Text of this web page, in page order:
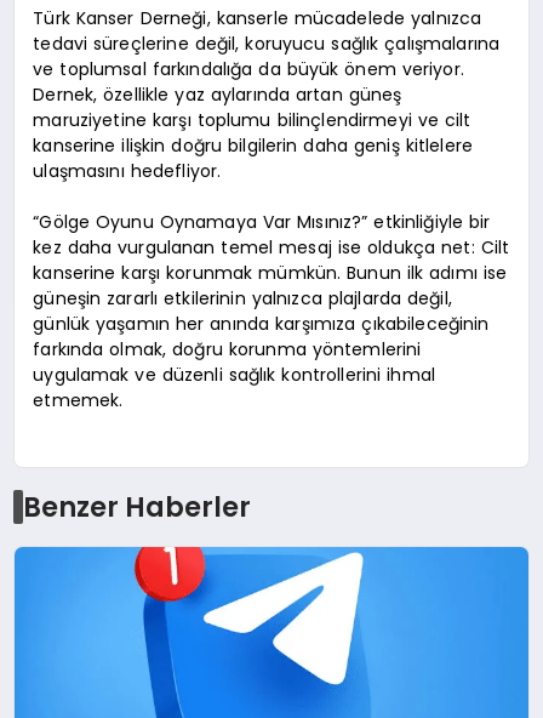
Türk Kanser Derneği, kanserle mücadelede yalnızca
tedavi süreçlerine değil, koruyucu sağlık çalışmalarına
ve toplumsal farkındalığa da büyük önem veriyor.
Dernek, özellikle yaz aylarında artan güneş
maruziyetine karşı toplumu bilinçlendirmeyi ve cilt
kanserine ilişkin doğru bilgilerin daha geniş kitlelere
ulaşmasını hedefliyor.
“Gölge Oyunu Oynamaya Var Mısınız?” etkinliğiyle bir
kez daha vurgulanan temel mesaj ise oldukça net: Cilt
kanserine karşı korunmak mümkün. Bunun ilk adımı ise
güneşin zararlı etkilerinin yalnızca plajlarda değil,
günlük yaşamın her anında karşımıza çıkabileceğinin
farkında olmak, doğru korunma yöntemlerini
uygulamak ve düzenli sağlık kontrollerini ihmal
etmemek.
Benzer Haberler